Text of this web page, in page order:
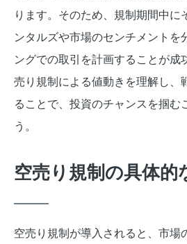
ります。そのため、規制期間中に
ンタルズや市場のセンチメントを
ングでの取引を計画することが成
売り規制による値動きを理解し、
ることで、投資のチャンスを掴む
う。
空売り規制の具体的
空売り規制が導入されると、市場